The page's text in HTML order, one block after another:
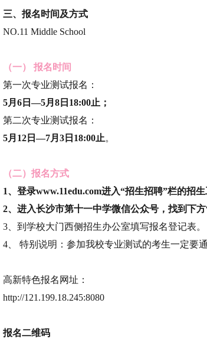
三、 报名时间及方式
NO.11 Middle School
（一） 报名时间
第一次专业测试报名：
5月6日—5月8日18:00止；
第二次专业测试报名：
5月12日—7月3日18:00止。
（二）报名方式
1、登录www.11edu.com进入“招生招聘”栏的招
2、进入长沙市第十一中学微信公众号，找到下
3、到学校大门西侧招生办公室填写报名登记表。
4、 特别说明：参加我校专业测试的考生一定要
高新特色报名网址：
http://121.199.18.245:8080
报名二维码